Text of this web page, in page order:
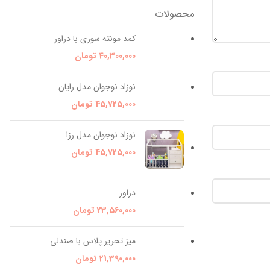
محصولات
کمد مونته سوری با دراور
40,300,000 تومان
نوزاد نوجوان مدل رایان
45,725,000 تومان
نوزاد نوجوان مدل رزا
45,725,000 تومان
دراور
23,560,000 تومان
میز تحریر پلاس با صندلی
21,390,000 تومان